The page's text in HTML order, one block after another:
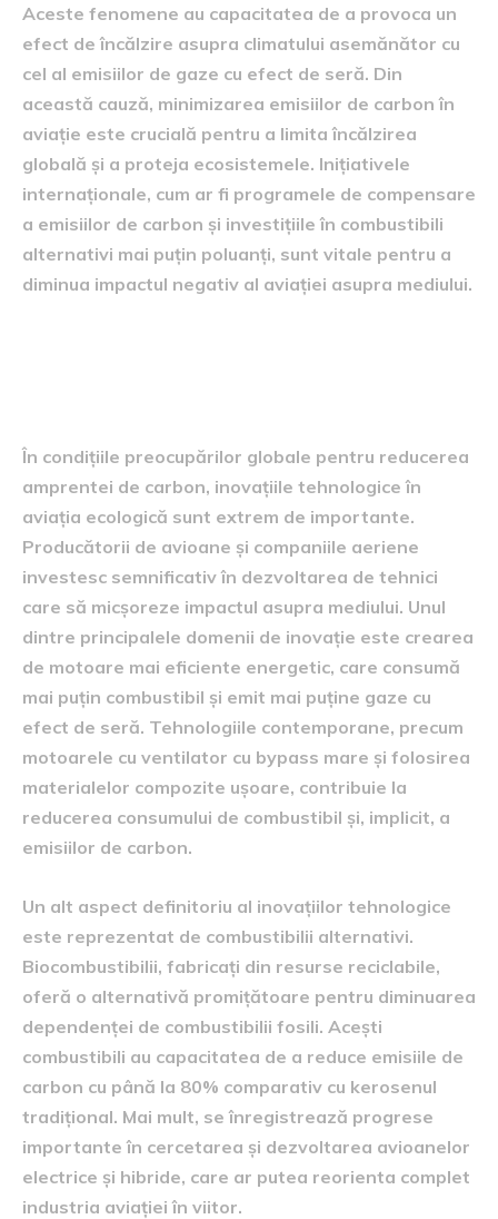
Aceste fenomene au capacitatea de a provoca un
efect de încălzire asupra climatului asemănător cu
cel al emisiilor de gaze cu efect de seră. Din
această cauză, minimizarea emisiilor de carbon în
aviație este crucială pentru a limita încălzirea
globală și a proteja ecosistemele. Inițiativele
internaționale, cum ar fi programele de compensare
a emisiilor de carbon și investițiile în combustibili
alternativi mai puțin poluanți, sunt vitale pentru a
diminua impactul negativ al aviației asupra mediului.
În condițiile preocupărilor globale pentru reducerea
amprentei de carbon, inovațiile tehnologice în
aviația ecologică sunt extrem de importante.
Producătorii de avioane și companiile aeriene
investesc semnificativ în dezvoltarea de tehnici
care să micșoreze impactul asupra mediului. Unul
dintre principalele domenii de inovație este crearea
de motoare mai eficiente energetic, care consumă
mai puțin combustibil și emit mai puține gaze cu
efect de seră. Tehnologiile contemporane, precum
motoarele cu ventilator cu bypass mare și folosirea
materialelor compozite ușoare, contribuie la
reducerea consumului de combustibil și, implicit, a
emisiilor de carbon.
Un alt aspect definitoriu al inovațiilor tehnologice
este reprezentat de combustibilii alternativi.
Biocombustibilii, fabricați din resurse reciclabile,
oferă o alternativă promițătoare pentru diminuarea
dependenței de combustibilii fosili. Acești
combustibili au capacitatea de a reduce emisiile de
carbon cu până la 80% comparativ cu kerosenul
tradițional. Mai mult, se înregistrează progrese
importante în cercetarea și dezvoltarea avioanelor
electrice și hibride, care ar putea reorienta complet
industria aviației în viitor.